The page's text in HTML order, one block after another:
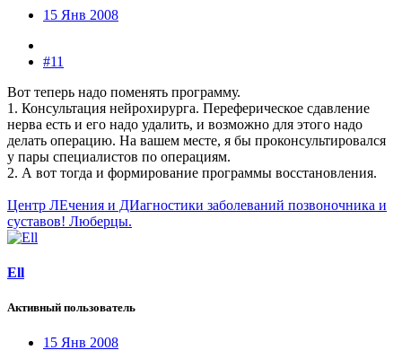
15 Янв 2008
#11
Вот теперь надо поменять программу.
1. Консультация нейрохирурга. Переферическое сдавление
нерва есть и его надо удалить, и возможно для этого надо
делать операцию. На вашем месте, я бы проконсультировался
у пары специалистов по операциям.
2. А вот тогда и формирование программы восстановления.
Центр ЛЕчения и ДИагностики заболеваний позвоночника и
суставов! Люберцы.
Ell
Активный пользователь
15 Янв 2008